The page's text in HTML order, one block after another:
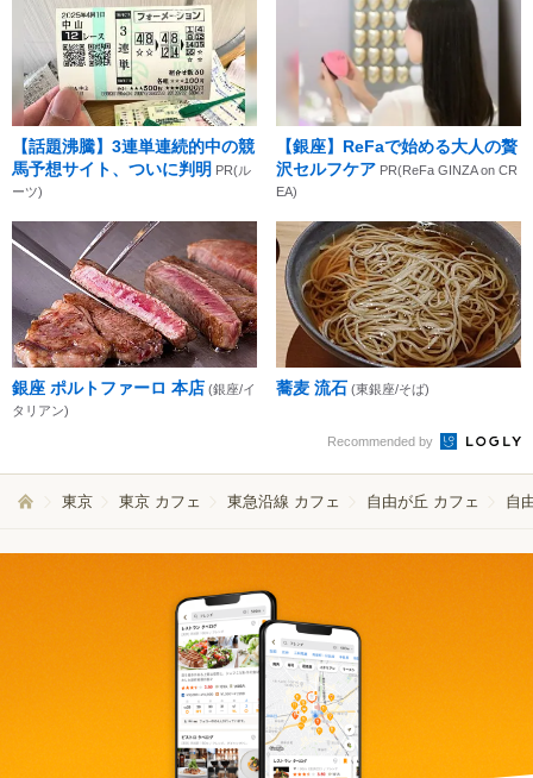
【話題沸騰】3連単連続的中の競
馬予想サイト、ついに判明 PR(ル
ーツ)
【銀座】ReFaで始める大人の贅
沢セルフケア PR(ReFa GINZA on CR
EA)
銀座 ポルトファーロ 本店 (銀座/イ
タリアン)
蕎麦 流石 (東銀座/そば)
Recommended by
東京 東京 カフェ 東急沿線 カフェ 自由が丘 カフェ 自